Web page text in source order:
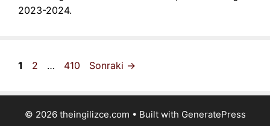
2023-2024.
Sayfa
1 Sayfa
2 … Sayfa
410 Sonraki →
© 2026 theingilizce.com • Built with GeneratePress